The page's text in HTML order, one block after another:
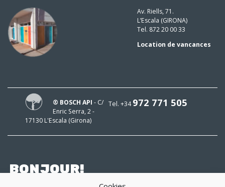
Av. Riells, 71.
L’Escala (GIRONA)
Tel. 872 20 00 33
Location de vancances
Tel. +34972 771 505
® BOSCH API - C/
Enric Serra, 2 -
17130 L'Escala (Girona)
BONJOUR!